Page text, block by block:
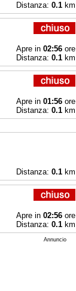
Distanza: 0.1km
Apre in 02:56ore
Distanza: 0.1km
Apre in 01:56ore
Distanza: 0.1km
Distanza: 0.1km
Apre in 02:56ore
Distanza: 0.1km
Annuncio